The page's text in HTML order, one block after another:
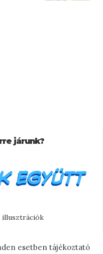
járunk?
illusztrációk
esetben tájékoztató